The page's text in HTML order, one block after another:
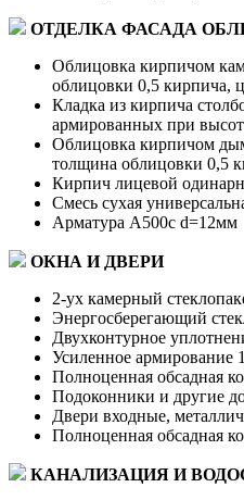
ОТДЕЛКА ФАСАДА
Облицовка кирпичом
облицовки 0,5 кирпича,
Кладка из кирпича
армированных при
Облицовка кирпичом
толщина облицовки 0,5
Кирпич лицевой
Смесь сухая
Арматура А500с d=12мм
ОКНА И ДВЕРИ
2-ух камерный
Энергосберегающий
Двухконтурное
Усиленное армирование
Полноценная обсадная
Подоконники и другие
Двери входные,
Полноценная обсадная
КАНАЛИЗАЦИЯ И